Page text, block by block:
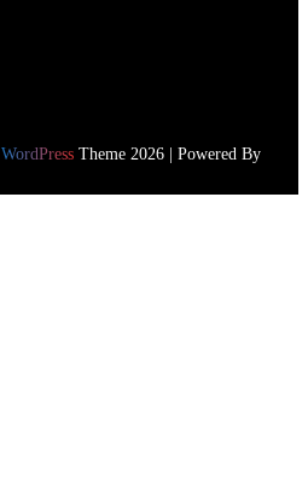
WordPress Theme 2026 | Powered By